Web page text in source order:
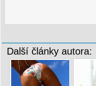
Další články autora: